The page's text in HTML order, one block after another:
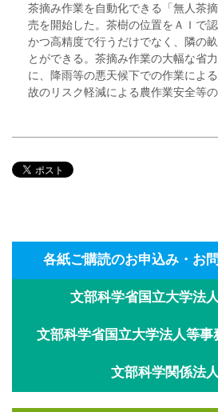
茶摘み作業を自動化できる「無人茶
売を開始した。茶樹の位置をＡＩで
かつ高精度で行うだけでなく、隣の
とができる。茶摘み作業の大幅な省
に、降雨等の悪天候下での作業によ
故のリスク軽減による農作業安全等
各紙ご購読のお申込み・お
文部科学省国立大学法
文部科学省国立大学法人等事
文部科学関係法